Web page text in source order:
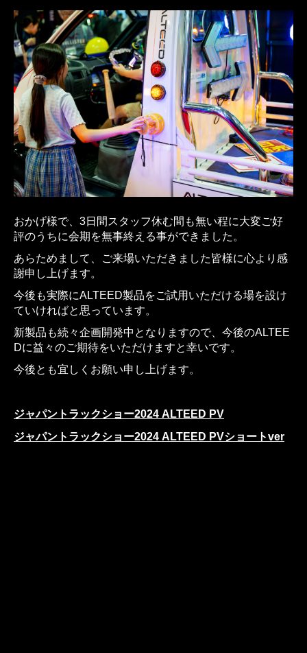
おかげ様で、3日間スタッフ休む間も無い程に大変ご好
評のうちに会期を無事終える事ができました。
あらためまして、ご来場いただきました皆様に心より感
謝申し上げます。
今後も実際にALTEED製品をご試用いただける場を設け
ていければと思っています。
新製品も続々企画開発中となりますので、今後のALTEE
Dに益々のご期待をいただけますと幸いです。
今後とも宜しくお願い申し上げます。
ジャパントラックショー2024 ALTEED PV
ジャパントラックショー2024 ALTEED PVショートver